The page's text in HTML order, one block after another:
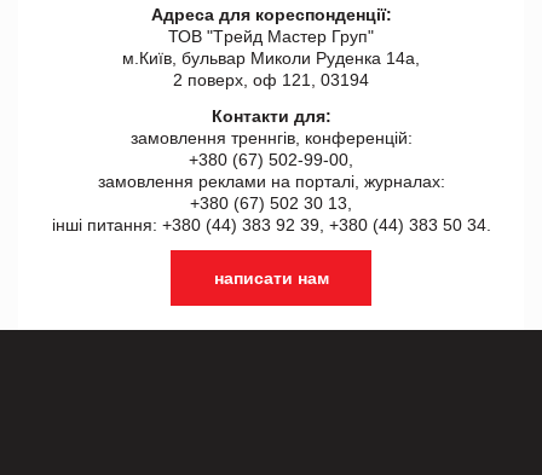
Адреса для кореспонденції:
ТОВ "Tрейд Мастер Груп"
м.Київ, бульвар Миколи Руденка 14а,
2 поверх, оф 121, 03194
Контакти для:
замовлення треннгів, конференцій:
+380 (67) 502-99-00,
замовлення реклами на порталі, журналах:
+380 (67) 502 30 13,
інші питання: +380 (44) 383 92 39, +380 (44) 383 50 34.
написати нам